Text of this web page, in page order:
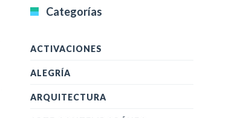
Categorías
ACTIVACIONES
ALEGRÍA
ARQUITECTURA